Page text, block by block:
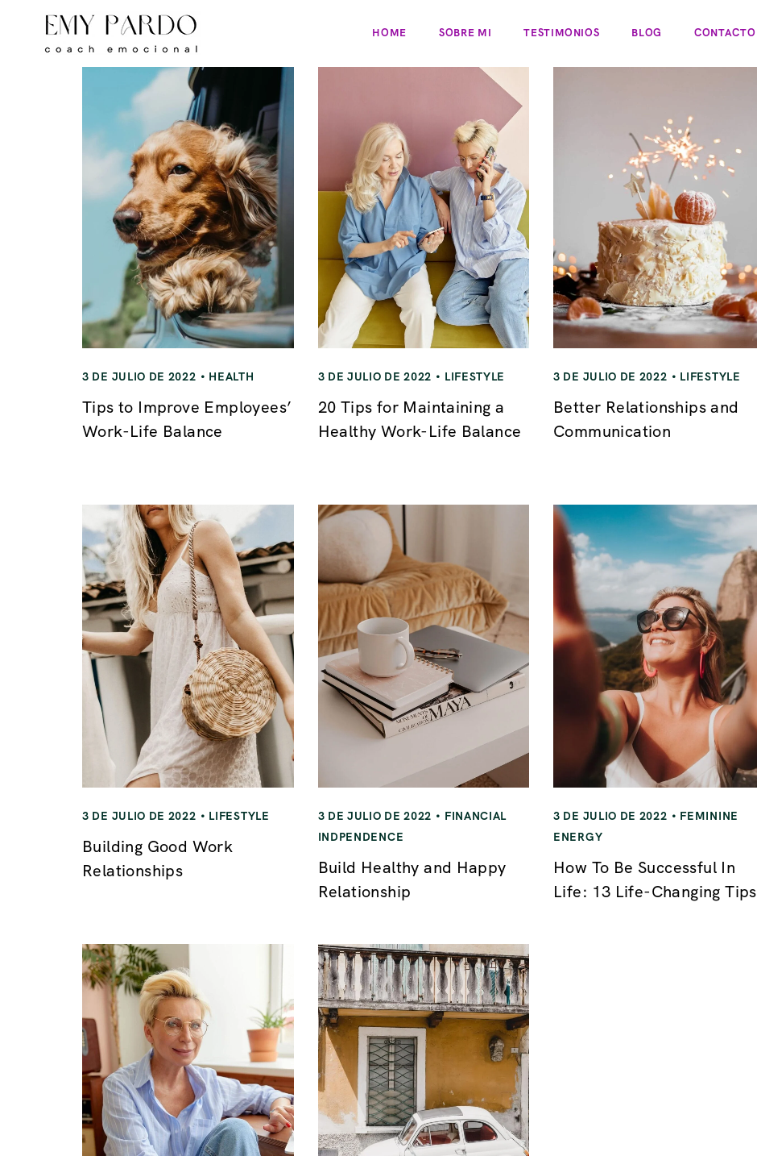
HOME SOBRE MI TESTIMONIOS BLOG CONTACTO
3 DE JULIO DE 2022 HEALTH
Tips to Improve Employees’
Work-Life Balance
3 DE JULIO DE 2022 LIFESTYLE
20 Tips for Maintaining a
Healthy Work-Life Balance
3 DE JULIO DE 2022 LIFESTYLE
Better Relationships and
Communication
3 DE JULIO DE 2022 LIFESTYLE
Building Good Work
Relationships
3 DE JULIO DE 2022
FINANCIAL
INDPENDENCE
Build Healthy and Happy
Relationship
3 DE JULIO DE 2022
FEMININE
ENERGY
How To Be Successful In
Life: 13 Life-Changing Tips